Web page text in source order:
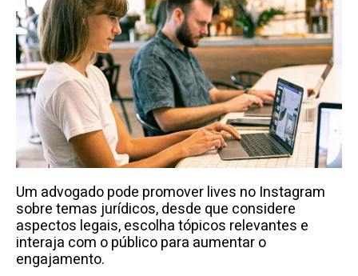
Um advogado pode promover lives no Instagram
sobre temas jurídicos, desde que considere
aspectos legais, escolha tópicos relevantes e
interaja com o público para aumentar o
engajamento.